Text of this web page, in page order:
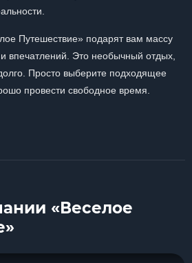
Путешествие» подарят вам массу
впечатлений. Это необычный отдых,
Просто выберите подходящее
провести свободное время.
«Веселое